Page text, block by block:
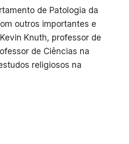
de Patologia da
outros importantes e
Knuth, professor de
de Ciências na
religiosos na